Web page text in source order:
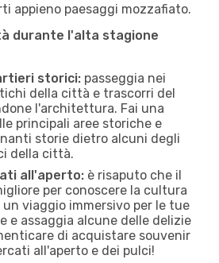
appieno paesaggi mozzafiato.
durante l'alta stagione
storici: passeggia nei
della città e trascorri del
l'architettura. Fai una
principali aree storiche e
storie dietro alcuni degli
della città.
all'aperto: è risaputo che il
per conoscere la cultura
un viaggio immersivo per le tue
e assaggia alcune delle delizie
di acquistare souvenir
all'aperto e dei pulci!